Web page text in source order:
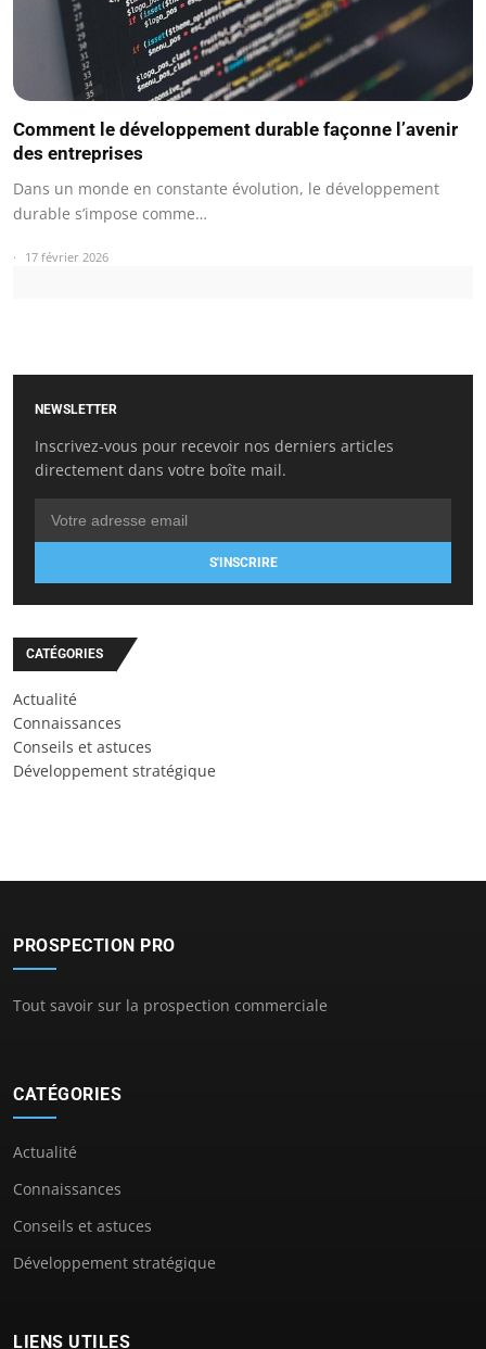
Comment le développement durable façonne l’avenir
des entreprises
Dans un monde en constante évolution, le développement
durable s’impose comme…
17 février 2026
NEWSLETTER
Inscrivez-vous pour recevoir nos derniers articles
directement dans votre boîte mail.
S'INSCRIRE
CATÉGORIES
Actualité
Connaissances
Conseils et astuces
Développement stratégique
PROSPECTION PRO
Tout savoir sur la prospection commerciale
CATÉGORIES
Actualité
Connaissances
Conseils et astuces
Développement stratégique
LIENS UTILES